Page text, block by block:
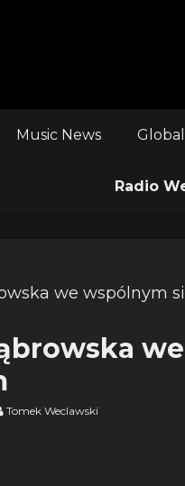
Music News
Radio
Tomek Weclawski